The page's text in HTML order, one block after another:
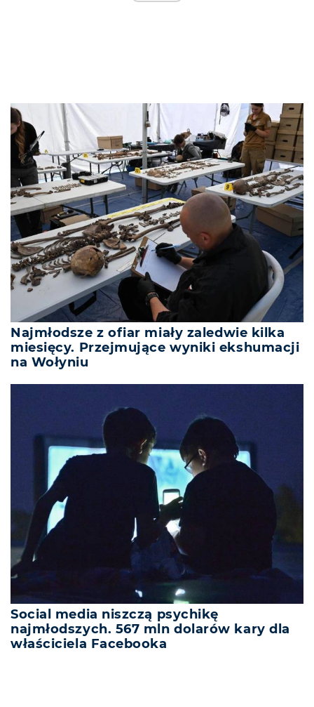
Najmłodsze z ofiar miały zaledwie kilka
miesięcy. Przejmujące wyniki ekshumacji
na Wołyniu
Social media niszczą psychikę
najmłodszych. 567 mln dolarów kary dla
właściciela Facebooka